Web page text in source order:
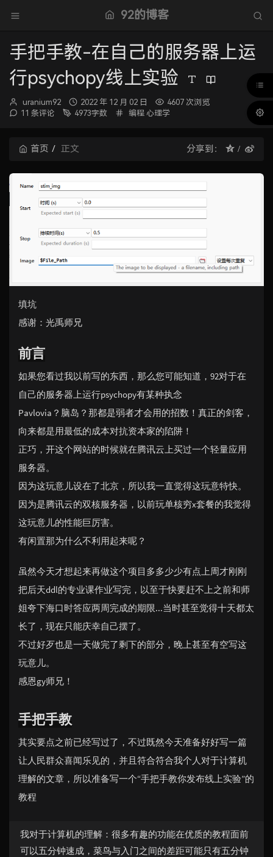
92的博客
手把手教-在自己的服务器上运
行psychopy线上实验
博
主：
uranium92
发
布
2022 年 12 月 02 日
4607 次浏览
11 条评论
4973字数
分
编程 心理学
首页 正文 分享到：
填坑
感谢：光禹师兄
前言
如果您看过我以前写的东西，那么您可能知道，92对于在
自己的服务器上运行psychopy有某种执念
Pavlovia？脑岛？那都是弱者才会用的招数！真正的剑客，
向来都是用最低的成本对抗资本家的陷阱！
正巧，开这个网站的时候就在腾讯云上买过一个轻量应用
服务器。
因为这玩意儿设在了北京，所以我一直觉得这玩意特快。
因为是腾讯云的双核服务器，以前玩单核穷x套餐的我觉得
这玩意儿的性能巨厉害。
有闲置那为什么不利用起来呢？
虽然今天才想起来再做这个项目多多少少有点上周才刚刚
把后天ddl的专业课作业写完，以至于快要赶不上之前和师
姐夸下海口时答应两周完成的期限...当时甚至觉得十天都太
长了，现在只能庆幸自己摆了。
不过好歹也是一天做完了剩下的部分，晚上甚至有空写这
玩意儿。
感恩gy师兄！
手把手教
其实要点之前已经写过了 ，不过既然今天准备好好写一篇
让人民群众喜闻乐见的，并且符合符合我个人对于计算机
理解的文章，所以准备写一个“手把手教你发布线上实验”的
教程
我对于计算机的理解：很多有趣的功能在优质的教程面前
可以五分钟速成，菜鸟与入门之间的差距可能只有五分钟